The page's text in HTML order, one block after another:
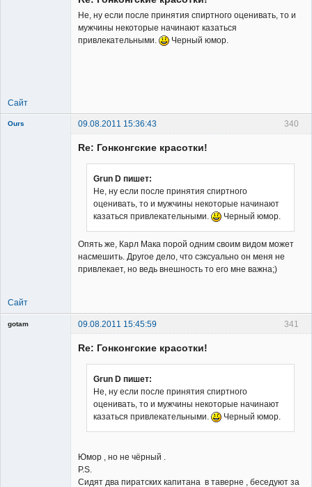
Не, ну если после принятия спиртного оценивать, то и
мужчины некоторые начинают казаться
привлекательными.
Черный юмор.
Сайт
340
Ours 09.08.2011 15:36:43
Re: Гонконгские красотки!
Grun D пишет:
Не, ну если после принятия спиртного
оценивать, то и мужчины некоторые начинают
казаться привлекательными.
Черный юмор.
Опять же, Карл Мака порой одним своим видом может
насмешить. Другое дело, что сэксуально он меня не
привлекает, но ведь внешность то его мне важна;)
Сайт
341
gotam
09.08.2011 15:45:59
Re: Гонконгские красотки!
Grun D пишет:
Не, ну если после принятия спиртного
оценивать, то и мужчины некоторые начинают
казаться привлекательными.
Черный юмор.
Юмор , но не чёрный .
P.S.
Сидят два пиратских капитана в таверне , беседуют за